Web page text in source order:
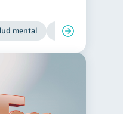
mental Inclusión